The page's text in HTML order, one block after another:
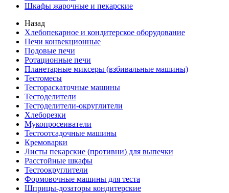
Шкафы жарочные и пекарские
Назад
Хлебопекарное и кондитерское оборудование
Печи конвекционные
Подовые печи
Ротационные печи
Планетарные миксеры (взбивальные машины)
Тестомесы
Тестораскаточные машины
Тестоделители
Тестоделители-округлители
Хлеборезки
Мукопросеиватели
Тестоотсадочные машины
Кремоварки
Листы пекарские (противни) для выпечки
Расстойные шкафы
Тестоокруглители
Формовочные машины для теста
Шприцы-дозаторы кондитерские